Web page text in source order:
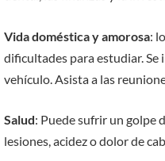
Vida doméstica y amorosa:
dificultades para estudiar. Se
vehículo. Asista a las
Salud: Puede sufrir un golpe
lesiones, acidez o dolor de